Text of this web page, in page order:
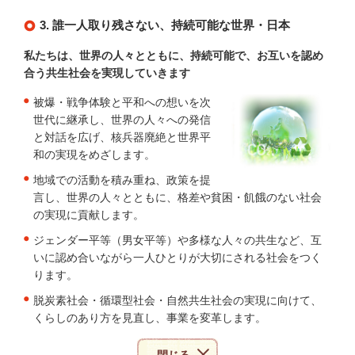
3. 誰一人取り残さない、持続可能な世界・日本
私たちは、世界の人々とともに、持続可能で、お互いを認め
合う共生社会を実現していきます
被爆・戦争体験と平和への想いを次
世代に継承し、世界の人々への発信
と対話を広げ、核兵器廃絶と世界平
和の実現をめざします。
地域での活動を積み重ね、政策を提
言し、世界の人々とともに、格差や貧困・飢餓のない社会
の実現に貢献します。
ジェンダー平等（男女平等）や多様な人々の共生など、互
いに認め合いながら一人ひとりが大切にされる社会をつく
ります。
脱炭素社会・循環型社会・自然共生社会の実現に向けて、
くらしのあり方を見直し、事業を変革します。